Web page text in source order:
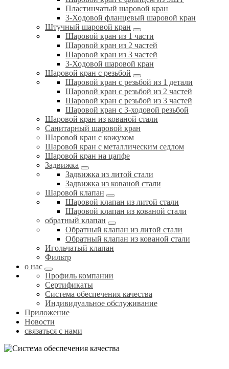
Пластинчатый шаровой кран
3-Ходовой фланцевый шаровой кран
Штучный шаровой кран
Шаровой кран из 1 части
Шаровой кран из 2 частей
Шаровой кран из 3 частей
3-Ходовой шаровой кран
Шаровой кран с резьбой
Шаровой кран с резьбой из 1 детали
Шаровой кран с резьбой из 2 частей
Шаровой кран с резьбой из 3 частей
Шаровой кран с 3-ходовой резьбой
Шаровой кран из кованой стали
Санитарный шаровой кран
Шаровой кран с кожухом
Шаровой кран с металлическим седлом
Шаровой кран на цапфе
Задвижка
Задвижка из литой стали
Задвижка из кованой стали
Шаровой клапан
Шаровой клапан из литой стали
Шаровой клапан из кованой стали
обратный клапан
Обратный клапан из литой стали
Обратный клапан из кованой стали
Игольчатый клапан
Фильтр
о нас
Профиль компании
Сертификаты
Система обеспечения качества
Индивидуальное обслуживание
Приложение
Новости
связаться с нами